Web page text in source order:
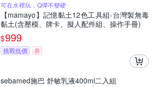
可在水裡玩，Q彈不變硬
【mamayo】記憶黏土12色工具組-台灣製無毒
黏土(含壓模、牌卡、擬人配件組、操作手冊)
$999
挑戰低價 券
sebamed施巴 舒敏乳液400ml二入組